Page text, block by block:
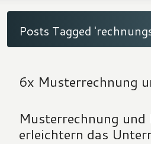
Posts Tagged
6x Musterrechnung
Musterrechnung
erleichtern das